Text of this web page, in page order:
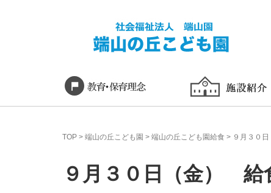
TOP > 端山の丘こども園 > 端山の丘こども園給食 > ９月３０
９月３０日（金） 給